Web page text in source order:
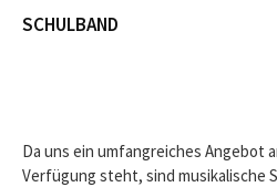
SCHULBAND
Da uns ein umfangreiches Angebot
Verfügung steht, sind musikalische